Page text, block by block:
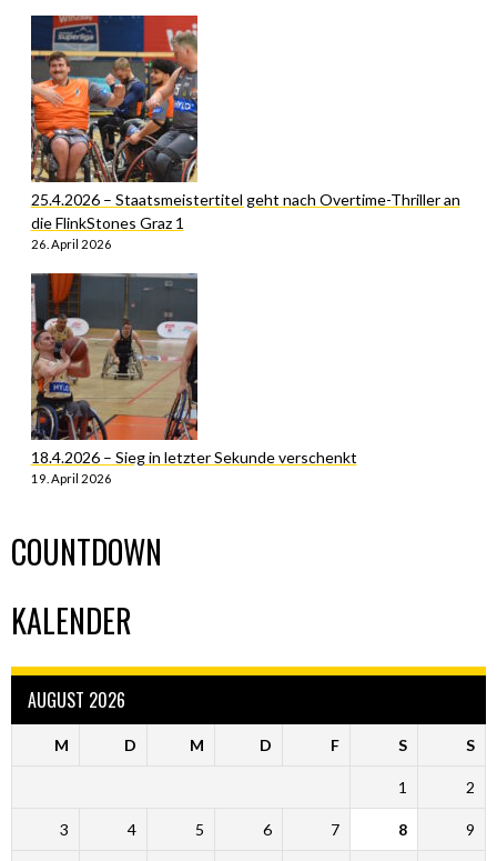
25.4.2026 – Staatsmeistertitel geht nach Overtime-Thriller an
die FlinkStones Graz 1
26. April 2026
18.4.2026 – Sieg in letzter Sekunde verschenkt
19. April 2026
COUNTDOWN
KALENDER
AUGUST 2026
M D M D F S S
1 2
3 4 5 6 7 8 9